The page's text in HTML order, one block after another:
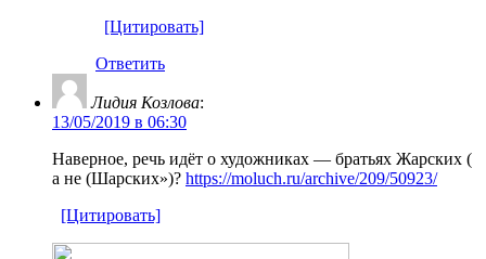
[Цитировать]
Ответить
Лидия Козлова:
13/05/2019 в 06:30
Наверное, речь идёт о художниках — братьях Жарских (
а не (Шарских»)? https://moluch.ru/archive/209/50923/
[Цитировать]